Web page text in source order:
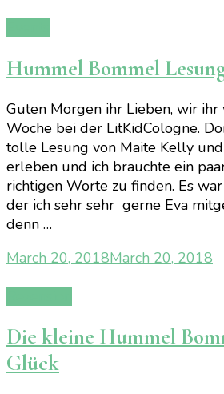
Hummel Bommel
Guten Morgen ihr Lieben, wir ihr
Woche bei der LitKidCologne.
tolle Lesung von Maite Kelly
erleben und ich brauchte ein
richtigen Worte zu finden. Es
der ich sehr sehr gerne Eva
denn …
March 20, 2018March 20, 2018
Die kleine Hummel
Glück